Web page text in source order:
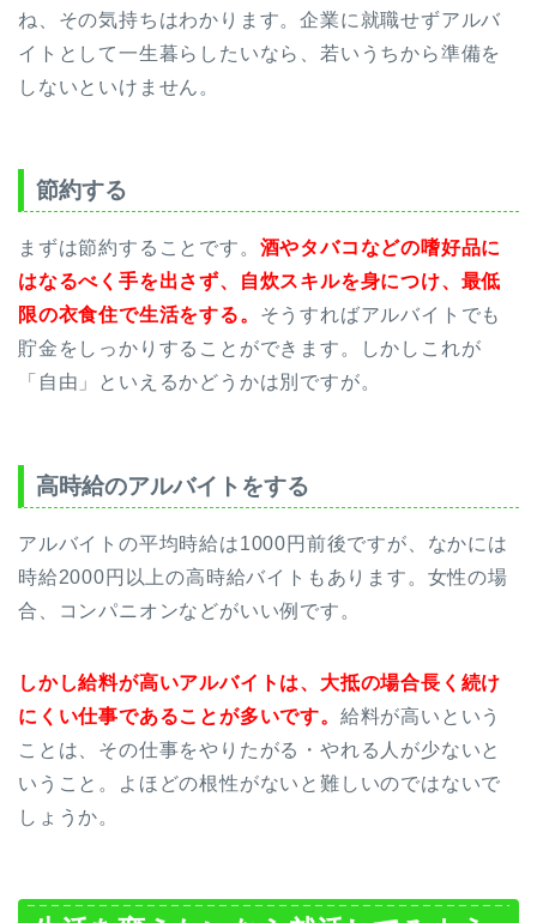
ね、その気持ちはわかります。企業に就職せずアルバ
イトとして一生暮らしたいなら、若いうちから準備を
しないといけません。
節約する
まずは節約することです。 酒やタバコなどの嗜好品に
はなるべく手を出さず、自炊スキルを身につけ、最低
限の衣食住で生活をする。 そうすればアルバイトでも
貯金をしっかりすることができます。しかしこれが
「自由」といえるかどうかは別ですが。
高時給のアルバイトをする
アルバイトの平均時給は1000円前後ですが、なかには
時給2000円以上の高時給バイトもあります。女性の場
合、コンパニオンなどがいい例です。
しかし給料が高いアルバイトは、大抵の場合長く続け
にくい仕事であることが多いです。 給料が高いという
ことは、その仕事をやりたがる・やれる人が少ないと
いうこと。よほどの根性がないと難しいのではないで
しょうか。